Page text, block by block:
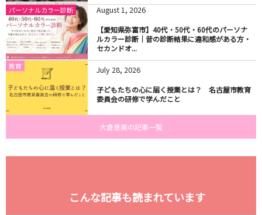
パーソナルカラー診断 August 1 , 2026
【愛知県弥富市】40代・50代・60代のパーソナ
ルカラー診断｜昔の診断結果に違和感がある方・
セカンドオ...
教育 July 28, 2026
子どもたちの心に届く授業とは？ 名古屋市教育
委員会の研修で学んだこと
大倉恵美の記事一覧
こんな記事も読まれています